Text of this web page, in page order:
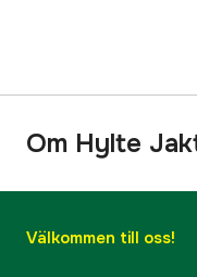
Om Hylte
Välkommen till oss!